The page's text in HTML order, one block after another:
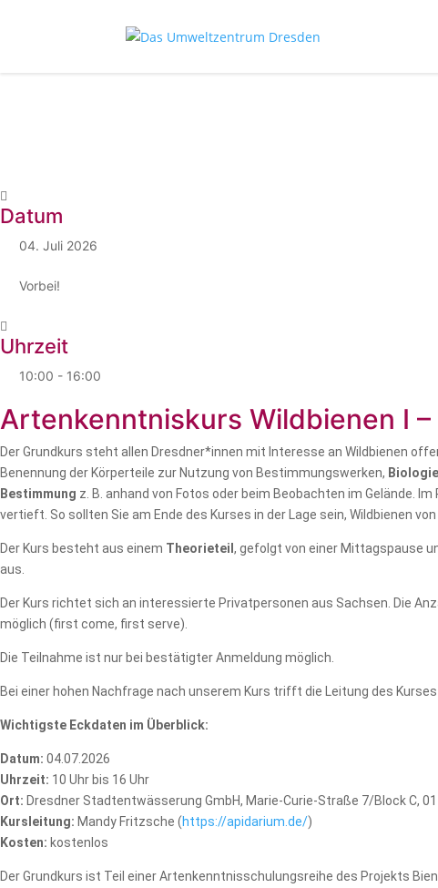
Datum
04. Juli 2026
Vorbei!
Uhrzeit
10:00 - 16:00
Artenkenntniskurs Wildbienen I –
Der Grundkurs steht allen Dresdner*innen mit Interesse an Wildbienen
Benennung der Körperteile zur Nutzung von Bestimmungswerken, Biologie
Bestimmung z. B. anhand von Fotos oder beim Beobachten im Gelände.
vertieft. So sollten Sie am Ende des Kurses in der Lage sein, Wildbienen
Der Kurs besteht aus einem Theorieteil , gefolgt von einer Mittagspause
aus.
Der Kurs richtet sich an interessierte Privatpersonen aus Sachsen. Die
möglich (first come, first serve).
Die Teilnahme ist nur bei bestätigter Anmeldung möglich.
Bei einer hohen Nachfrage nach unserem Kurs trifft die Leitung des
Wichtigste Eckdaten im Überblick:
Datum: 04.07 .2026
Uhrzeit: 10 Uhr bis 16 Uhr
Ort: Dresdner Stadtentwässerung GmbH, Marie-Curie-Straße 7/Block C,
Kursleitung: Mandy Fritzsche (https://apidarium.de/)
Kosten: kostenlos
Der Grundkurs ist Teil einer Artenkenntnisschulungsreihe des Projekts